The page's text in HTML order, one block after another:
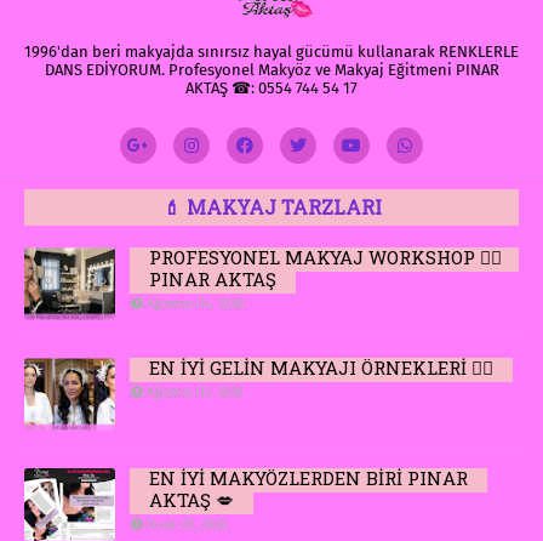
1996'dan beri makyajda sınırsız hayal gücümü kullanarak RENKLERLE
DANS EDİYORUM. Profesyonel Makyöz ve Makyaj Eğitmeni PINAR
AKTAŞ ☎: 0554 744 54 17
💄 MAKYAJ TARZLARI
PROFESYONEL MAKYAJ WORKSHOP 👆🏻
PINAR AKTAŞ
Ağustos 04, 2026
EN İYİ GELİN MAKYAJI ÖRNEKLERİ 👆🏻
Ağustos 03, 2026
EN İYİ MAKYÖZLERDEN BİRİ PINAR
AKTAŞ 💋
Ocak 20, 2026